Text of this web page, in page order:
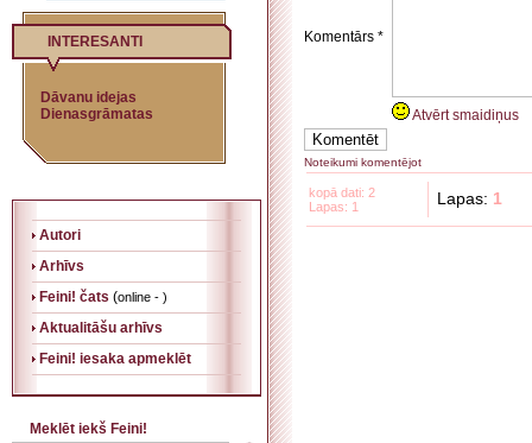
INTERESANTI
Dāvanu idejas
Dienasgrāmatas
Autori
Arhīvs
Feini! čats (online - )
Aktualitāšu arhīvs
Feini! iesaka apmeklēt
Meklēt iekš Feini!
Komentārs *
Atvērt smaidiņus
Noteikumi komentējot
kopā dati: 2
Lapas: 1
Lapas: 1